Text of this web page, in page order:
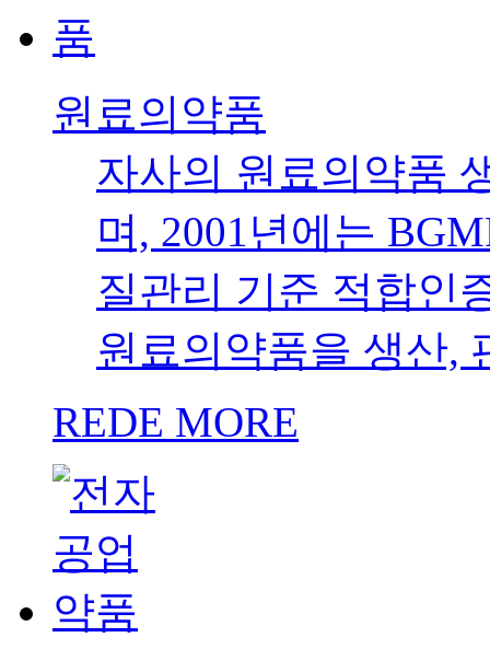
원료의약품
자사의 원료의약품
며, 2001년에는
질관리 기준 적합인
원료의약품을 생산,
REDE MORE